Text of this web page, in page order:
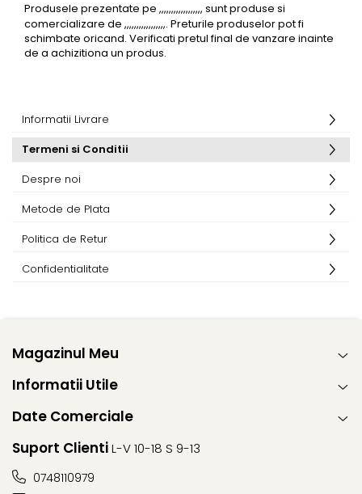
Produsele prezentate pe ,,,,,,,,,,,,,,,,,, sunt produse si
comercializare de ,,,,,,,,,,,,,,,,,. Preturile produselor pot fi
schimbate oricand. Verificati pretul final de vanzare inainte
de a achizitiona un produs.
Informatii Livrare
Termeni si Conditii
Despre noi
Metode de Plata
Politica de Retur
Confidentialitate
Magazinul Meu
Informatii Utile
Date Comerciale
Suport ClientiL-V 10-18 S 9-13
0748110979